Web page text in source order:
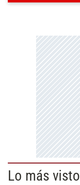
Lo más visto